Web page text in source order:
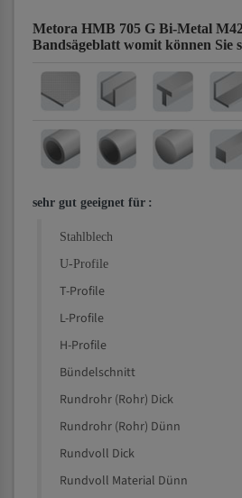
Metora HMB 705 G Bi-Metal
Bandsägeblatt womit können Sie
sehr gut geeignet für :
Stahlblech
U-Profile
T-Profile
L-Profile
H-Profile
Bündelschnitt
Rundrohr (Rohr) Dick
Rundrohr (Rohr) Dünn
Rundvoll Dick
Rundvoll Material Dünn